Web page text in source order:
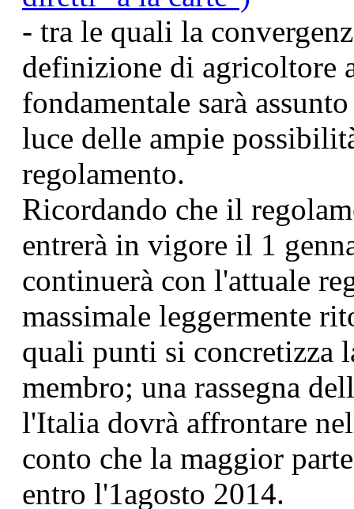
- tra le quali la
definizione di agricoltore
fondamentale sarà
luce delle ampie
regolamento.
Ricordando che il
entrerà in vigore il 1
continuerà con l'attuale
massimale leggermente
quali punti si concretizza
membro; una rassegna
l'Italia dovrà affrontare
conto che la maggior
entro l'1agosto 2014.